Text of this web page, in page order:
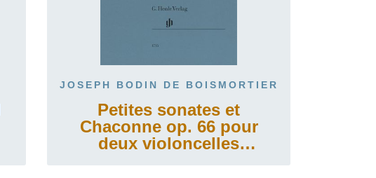
JOSEPH BODIN DE BOISMORTIER
Petites sonates et
Chaconne op. 66 pour
deux violoncelles